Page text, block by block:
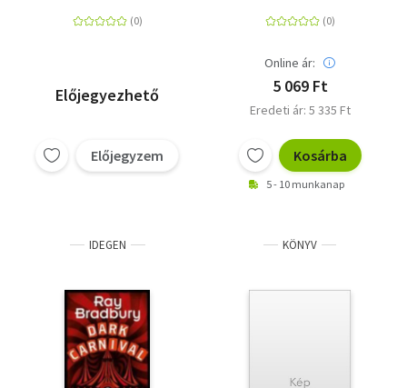
Előjegyezhető
Előjegyzem
Online ár:
5 069 Ft
Eredeti ár: 5 335 Ft
Kosárba
5 - 10 munkanap
IDEGEN KÖNYV